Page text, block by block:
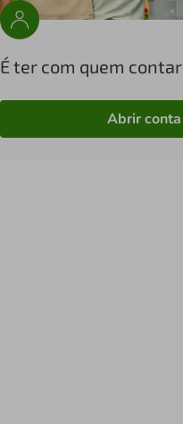
É ter com quem contar
Abrir conta